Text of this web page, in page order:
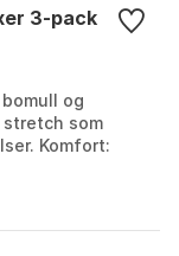
3-pack
og
stretch som
Komfort:
høy ak...